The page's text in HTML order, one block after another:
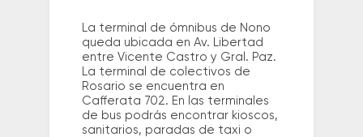
La terminal de ómnibus de Nono
queda ubicada en Av. Libertad
entre Vicente Castro y Gral. Paz.
La terminal de colectivos de
Rosario se encuentra en
Cafferata 702. En las terminales
de bus podrás encontrar kioscos,
sanitarios, paradas de taxi o